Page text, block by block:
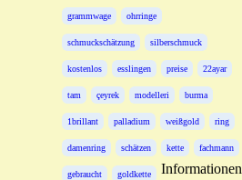
grammwage ohrringe
schmuckschätzung silberschmuck
kostenlos esslingen preise 22ayar
tam çeyrek modelleri burma
1brillant palladium weißgold ring
damenring schätzen kette fachmann
gebraucht goldkette Informationen